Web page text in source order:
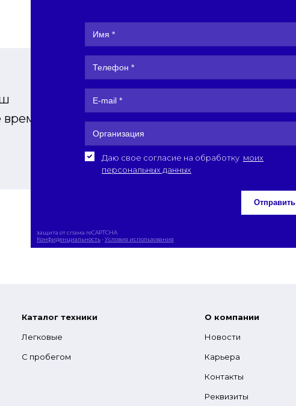
Даю свое согласие на обработку моих
персональных данных
Отправить
защита от спама reCAPTCHA
Конфиденциальность-Условия использования
Каталог техники
Легковые
С пробегом
О компании
Новости
Карьера
Контакты
Реквизиты